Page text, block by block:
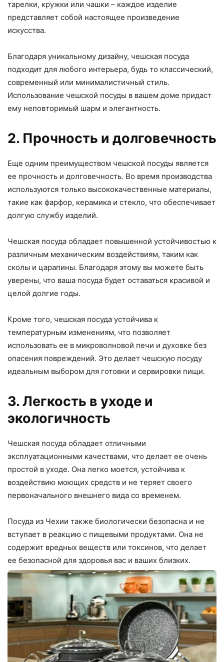
тарелки, кружки или чашки – каждое изделие
представляет собой настоящее произведение
искусства.
Благодаря уникальному дизайну, чешская посуда
подходит для любого интерьера, будь то классический,
современный или минималистичный стиль.
Использование чешской посуды в вашем доме придаст
ему неповторимый шарм и элегантность.
2. Прочность и долговечность
Еще одним преимуществом чешской посуды является
ее прочность и долговечность. Во время производства
используются только высококачественные материалы,
такие как фарфор, керамика и стекло, что обеспечивает
долгую службу изделий.
Чешская посуда обладает повышенной устойчивостью к
различным механическим воздействиям, таким как
сколы и царапины. Благодаря этому вы можете быть
уверены, что ваша посуда будет оставаться красивой и
целой долгие годы.
Кроме того, чешская посуда устойчива к
температурным изменениям, что позволяет
использовать ее в микроволновой печи и духовке без
опасения повреждений. Это делает чешскую посуду
идеальным выбором для готовки и сервировки пищи.
3. Легкость в уходе и
экологичность
Чешская посуда обладает отличными
эксплуатационными качествами, что делает ее очень
простой в уходе. Она легко моется, устойчива к
воздействию моющих средств и не теряет своего
первоначального внешнего вида со временем.
Посуда из Чехии также биологически безопасна и не
вступает в реакцию с пищевыми продуктами. Она не
содержит вредных веществ или токсинов, что делает
ее безопасной для здоровья вас и ваших близких.